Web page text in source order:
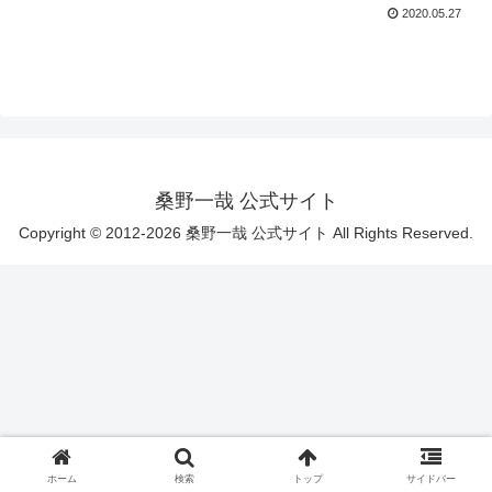
2020.05.27
桑野一哉 公式サイト
Copyright © 2012-2026 桑野一哉 公式サイト All Rights Reserved.
ホーム 検索 トップ サイドバー